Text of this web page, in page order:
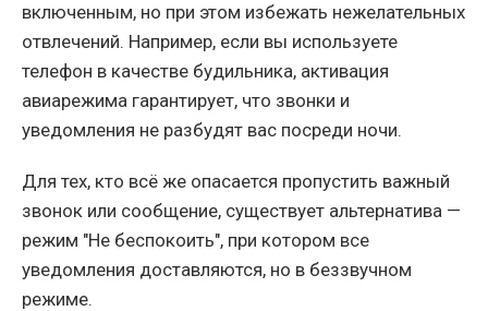
включенным, но при этом избежать нежелательных
отвлечений. Например, если вы используете
телефон в качестве будильника, активация
авиарежима гарантирует, что звонки и
уведомления не разбудят вас посреди ночи.
Для тех, кто всё же опасается пропустить важный
звонок или сообщение, существует альтернатива —
режим "Не беспокоить", при котором все
уведомления доставляются, но в беззвучном
режиме.